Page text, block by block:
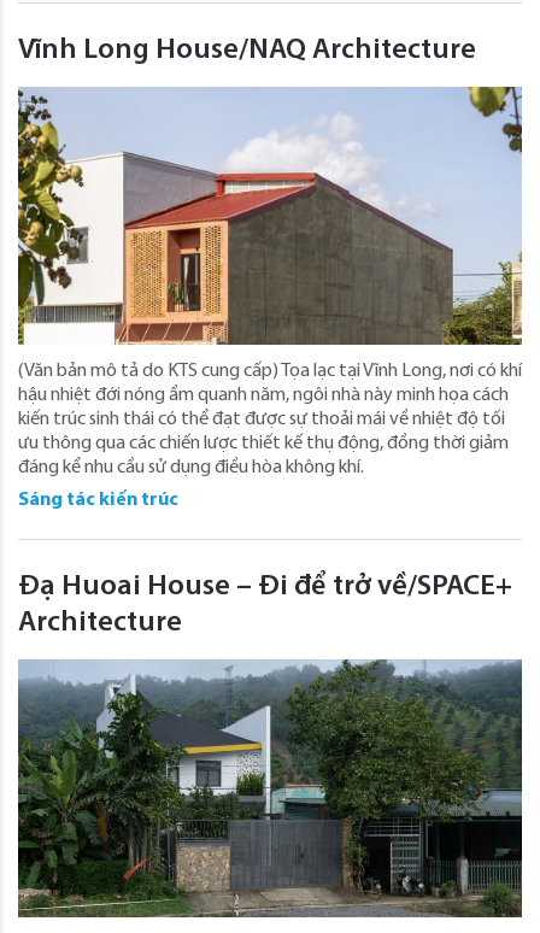
Vĩnh Long House/NAQ Architecture
(Văn bản mô tả do KTS cung cấp) Tọa lạc tại Vĩnh Long, nơi có khí
hậu nhiệt đới nóng ẩm quanh năm, ngôi nhà này minh họa cách
kiến ​​trúc sinh thái có thể đạt được sự thoải mái về nhiệt độ tối
ưu thông qua các chiến lược thiết kế thụ động, đồng thời giảm
đáng kể nhu cầu sử dụng điều hòa không khí.
Sáng tác kiến trúc
Đạ Huoai House – Đi để trở về/SPACE+
Architecture